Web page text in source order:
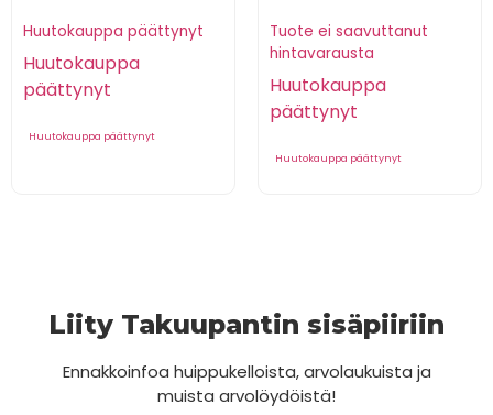
Huutokauppa päättynyt
Huutokauppa
päättynyt
Huutokauppa päättynyt
Tuote ei saavuttanut
hintavarausta
Huutokauppa
päättynyt
Huutokauppa päättynyt
Liity Takuupantin sisäpiiriin
Ennakkoinfoa huippukelloista, arvolaukuista ja
muista arvolöydöistä!